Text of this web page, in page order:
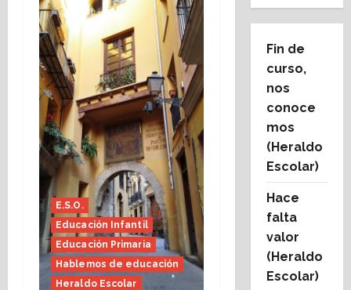
E.S.O.
Educación Infantil
Educación Primaria
Hablemos de educación
Heraldo Escolar
Fin de
curso,
nos
conoce
mos
(Heraldo
Escolar)
Hace
falta
valor
(Heraldo
Escolar)